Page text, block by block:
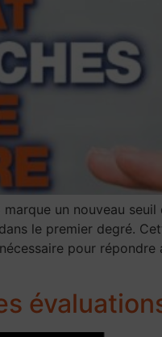
un nouveau
le premier degré.
pour